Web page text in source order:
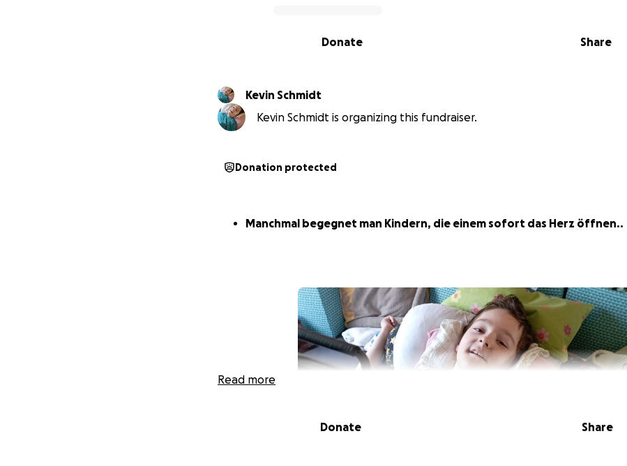
Share
Donate
Kevin Schmidt
Kevin Schmidt is organizing this fundraiser.
Donation protected
Manchmal begegnet man Kindern, die einem sofort das Herz öffnen..
Read more
Donate Share